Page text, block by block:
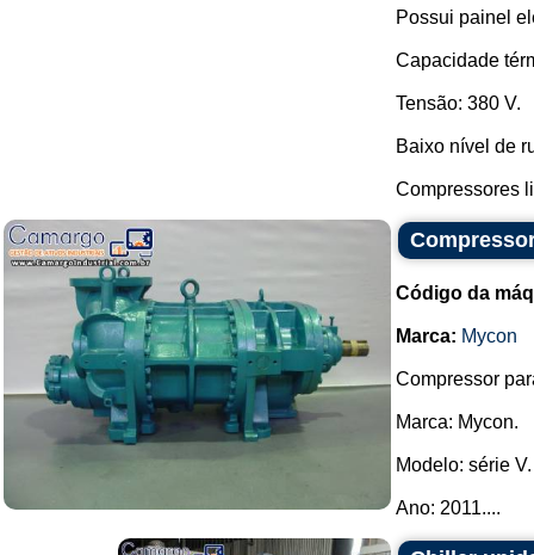
Possui painel
Capacidade
Tensão: 380 V.
Baixo nível de
Compressores
Código da
Marca: Mycon
Compressor
Marca: Mycon.
Modelo: série V.
Ano: 2011....